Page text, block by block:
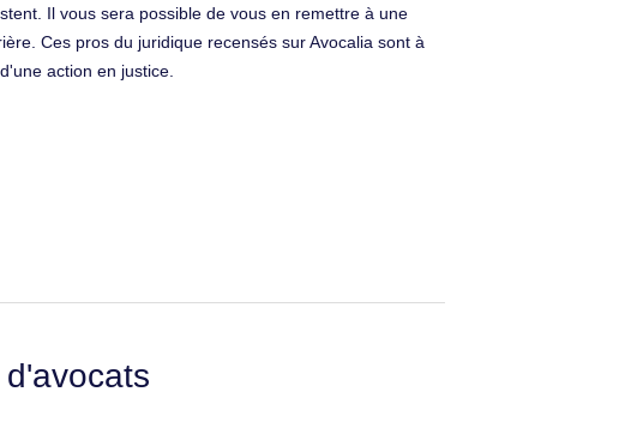
Il vous sera possible de vous en remettre à une
Ces pros du juridique recensés sur Avocalia sont à
action en justice.